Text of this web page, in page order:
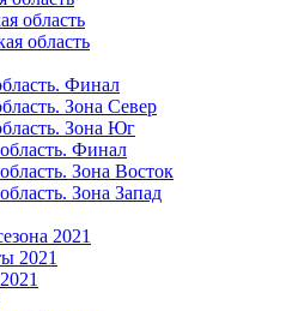
область
область
Финал
Зона Север
Зона Юг
Финал
Зона Восток
Зона Запад
2021
2021